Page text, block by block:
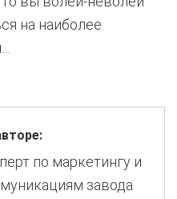
на наиболее
по маркетингу и
завода